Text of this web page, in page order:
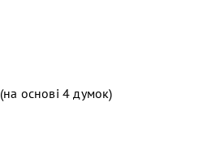
(на основі 4 думок)